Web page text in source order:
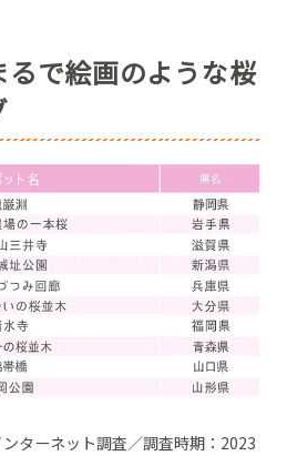
るで絵画のような桜
ンターネット調査／調査時期：2023